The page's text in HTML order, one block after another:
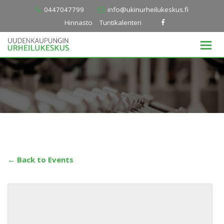
content
0447047799
info@ukinurheilukeskus.fi
Hinnasto
Tuntikalenteri
← Back to Events